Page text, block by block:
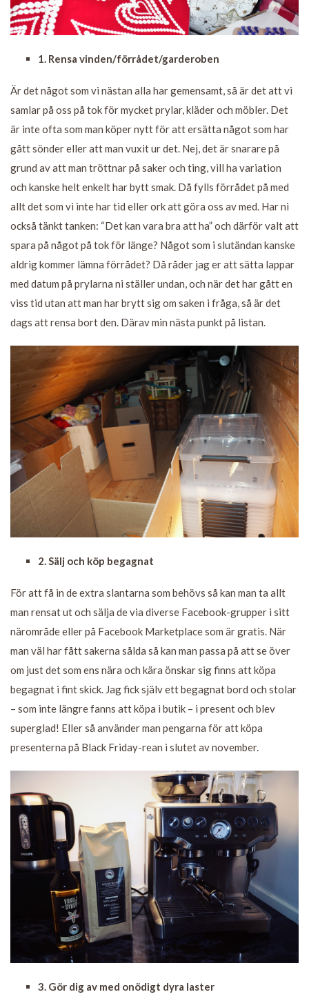
1. Rensa vinden/förrådet/garderoben
Är det något som vi nästan alla har gemensamt, så är det att vi
samlar på oss på tok för mycket prylar, kläder och möbler. Det
är inte ofta som man köper nytt för att ersätta något som har
gått sönder eller att man vuxit ur det. Nej, det är snarare på
grund av att man tröttnar på saker och ting, vill ha variation
och kanske helt enkelt har bytt smak. Då fylls förrådet på med
allt det som vi inte har tid eller ork att göra oss av med. Har ni
också tänkt tanken: “Det kan vara bra att ha” och därför valt att
spara på något på tok för länge? Något som i slutändan kanske
aldrig kommer lämna förrådet? Då råder jag er att sätta lappar
med datum på prylarna ni ställer undan, och när det har gått en
viss tid utan att man har brytt sig om saken i fråga, så är det
dags att rensa bort den. Därav min nästa punkt på listan.
2. Sälj och köp begagnat
För att få in de extra slantarna som behövs så kan man ta allt
man rensat ut och sälja de via diverse Facebook-grupper i sitt
närområde eller på Facebook Marketplace som är gratis. När
man väl har fått sakerna sålda så kan man passa på att se över
om just det som ens nära och kära önskar sig finns att köpa
begagnat i fint skick. Jag fick själv ett begagnat bord och stolar
– som inte längre fanns att köpa i butik – i present och blev
superglad! Eller så använder man pengarna för att köpa
presenterna på Black Friday-rean i slutet av november.
3. Gör dig av med onödigt dyra laster